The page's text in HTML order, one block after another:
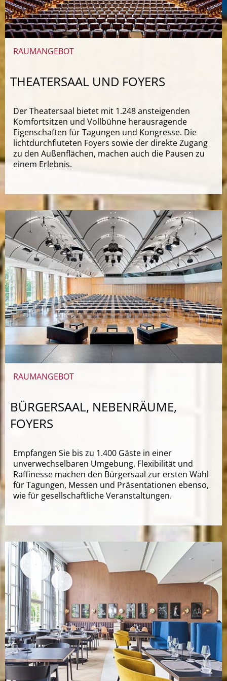
RAUMANGEBOT
THEATERSAAL UND FOYERS
Der Theatersaal bietet mit 1.248 ansteigenden
Komfortsitzen und Vollbühne herausragende
Eigenschaften für Tagungen und Kongresse. Die
lichtdurchfluteten Foyers sowie der direkte Zugang
zu den Außenflächen, machen auch die Pausen zu
einem Erlebnis.
RAUMANGEBOT
BÜRGERSAAL, NEBENRÄUME,
FOYERS
Empfangen Sie bis zu 1.400 Gäste in einer
unverwechselbaren Umgebung. Flexibilität und
Raffinesse machen den Bürgersaal zur ersten Wahl
für Tagungen, Messen und Präsentationen ebenso,
wie für gesellschaftliche Veranstaltungen.